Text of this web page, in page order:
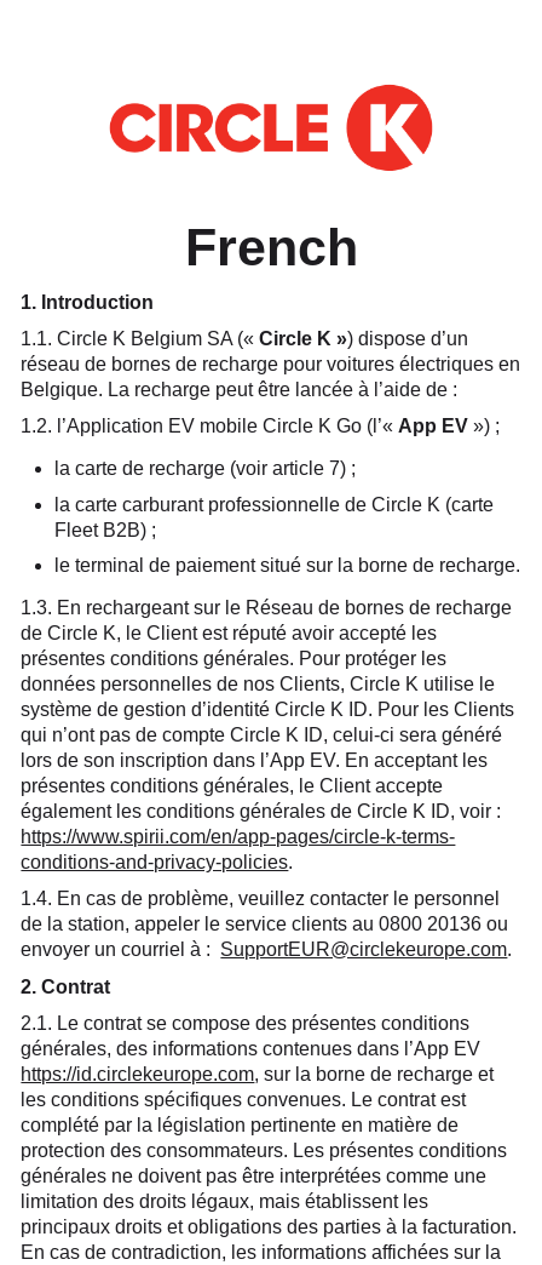
French
1. Introduction
1.1. Circle K Belgium SA («Circle K ») dispose d’un
réseau de bornes de recharge pour voitures électriques en
Belgique. La recharge peut être lancée à l’aide de :
1.2. l’Application EV mobile Circle K Go (l’« App EV ») ;
la carte de recharge (voir article 7) ;
la carte carburant professionnelle de Circle K (carte
Fleet B2B) ;
le terminal de paiement situé sur la borne de recharge.
1.3. En rechargeant sur le Réseau de bornes de recharge
de Circle K, le Client est réputé avoir accepté les
présentes conditions générales. Pour protéger les
données personnelles de nos Clients, Circle K utilise le
système de gestion d’identité Circle K ID. Pour les Clients
qui n’ont pas de compte Circle K ID, celui-ci sera généré
lors de son inscription dans l’App EV. En acceptant les
présentes conditions générales, le Client accepte
également les conditions générales de Circle K ID, voir :
https://www.spirii.com/en/app-pages/circle-k-terms-
conditions-and-privacy-policies.
1.4. En cas de problème, veuillez contacter le personnel
de la station, appeler le service clients au 0800 20136 ou
envoyer un courriel à : SupportEUR@circlekeurope.com.
2. Contrat
2.1. Le contrat se compose des présentes conditions
générales, des informations contenues dans l’App EV
https://id.circlekeurope.com, sur la borne de recharge et
les conditions spécifiques convenues. Le contrat est
complété par la législation pertinente en matière de
protection des consommateurs. Les présentes conditions
générales ne doivent pas être interprétées comme une
limitation des droits légaux, mais établissent les
principaux droits et obligations des parties à la facturation.
En cas de contradiction, les informations affichées sur la